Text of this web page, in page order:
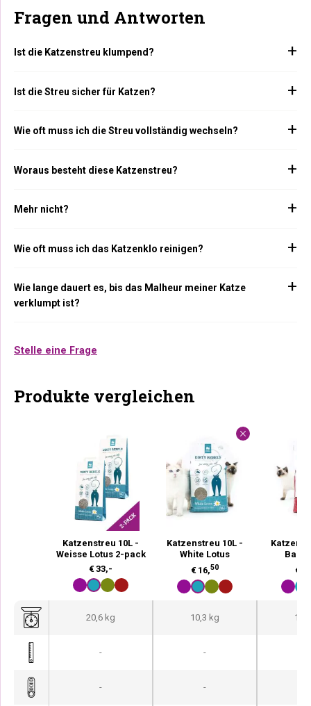
Fragen und Antworten
Ist die Katzenstreu klumpend?
Ist die Streu sicher für Katzen?
Wie oft muss ich die Streu vollständig wechseln?
Woraus besteht diese Katzenstreu?
Mehr nicht?
Wie oft muss ich das Katzenklo reinigen?
Wie lange dauert es, bis das Malheur meiner Katze
verklumpt ist?
Stelle eine Frage
Produkte vergleichen
Katzenstreu 10L -
Weisse Lotus 2-pack
€33,-
Katzenstreu 10L -
White Lotus
€ 16,50
€
20,6 kg 10,3 kg
- -
- -